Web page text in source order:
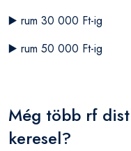
▶️ rum 30 000 Ft-ig
▶️ rum 50 000 Ft-ig
Még több rf
keresel?